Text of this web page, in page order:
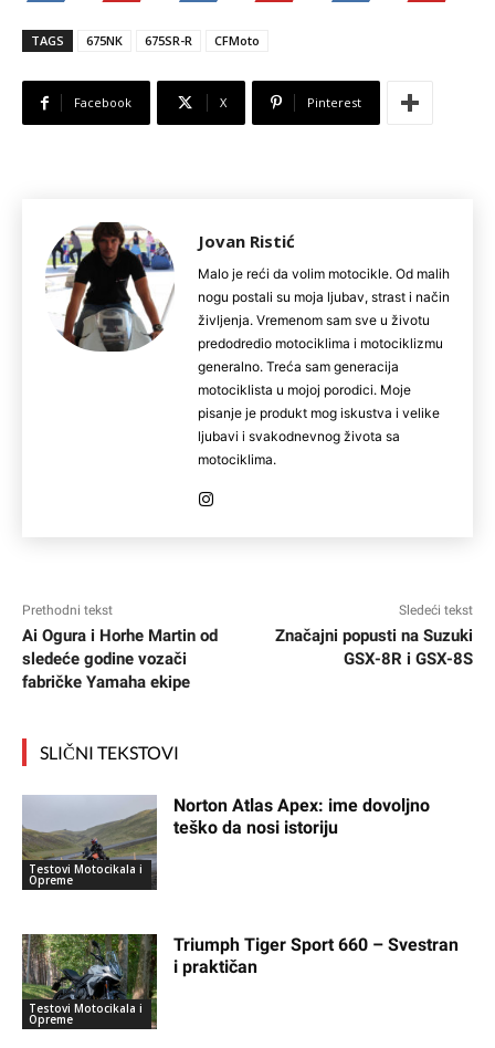
TAGS 675NK 675SR-R CFMoto
Facebook X Pinterest
Jovan Ristić
Malo je reći da volim motocikle. Od malih
nogu postali su moja ljubav, strast i način
življenja. Vremenom sam sve u životu
predodredio motociklima i motociklizmu
generalno. Treća sam generacija
motociklista u mojoj porodici. Moje
pisanje je produkt mog iskustva i velike
ljubavi i svakodnevnog života sa
motociklima.
Prethodni tekst
Ai Ogura i Horhe Martin od
sledeće godine vozači
fabričke Yamaha ekipe
Sledeći tekst
Značajni popusti na Suzuki
GSX-8R i GSX-8S
SLIČNI TEKSTOVI
Testovi Motocikala i
Opreme
Norton Atlas Apex: ime dovoljno
teško da nosi istoriju
Testovi Motocikala i
Opreme
Triumph Tiger Sport 660 – Svestran
i praktičan